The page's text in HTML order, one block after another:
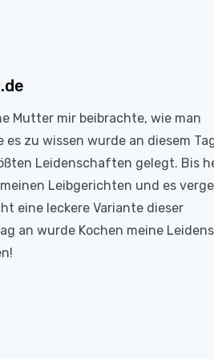
Mutter mir beibrachte, wie man
zu wissen wurde an diesem
Leidenschaften gelegt. Bis
Leibgerichten und es
eine leckere Variante dieser
an wurde Kochen meine